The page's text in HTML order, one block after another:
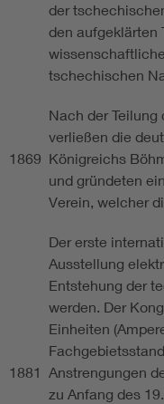
der
den aufgeklärten
tschechischen
1869
Nach der
verließen die
Königreichs
und gründeten
Verein, welcher
1881
Der erste
Ausstellung
Entstehung der
werden. Der
Einheiten
Anstrengungen
zu Anfang des